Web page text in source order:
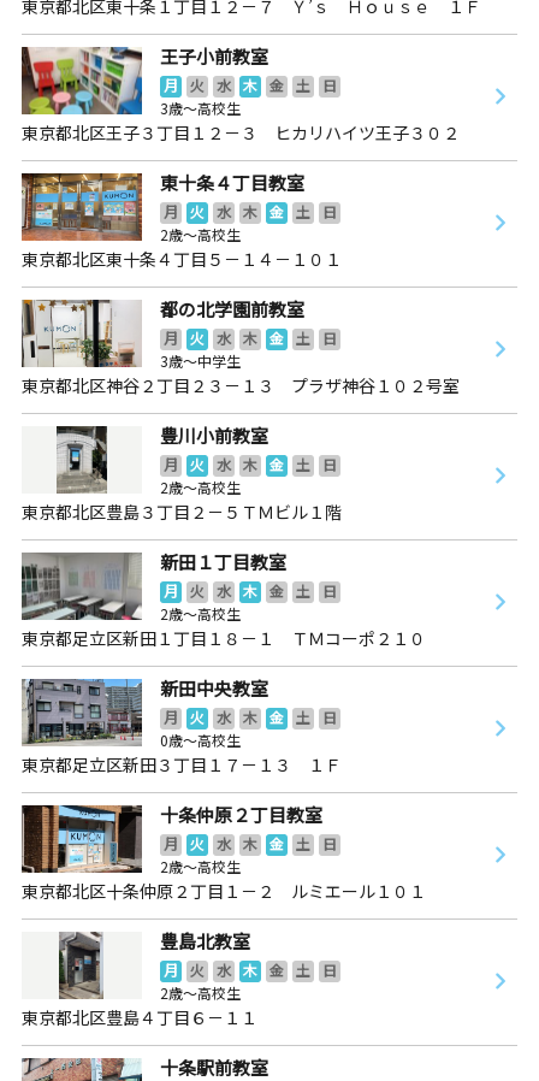
東京都北区東十条１丁目１２－７ Ｙ’ｓ Ｈｏｕｓｅ １Ｆ
王子小前教室
月 火 水 木 金 土
日
3歳～高校生
東京都北区王子３丁目１２－３ ヒカリハイツ王子３０２
東十条４丁目教室
月 火 水 木 金 土
日
2歳～高校生
東京都北区東十条４丁目５－１４－１０１
都の北学園前教室
月 火 水 木 金 土
日
3歳～中学生
東京都北区神谷２丁目２３－１３ プラザ神谷１０２号室
豊川小前教室
月 火 水 木 金 土
日
2歳～高校生
東京都北区豊島３丁目２－５ＴＭビル１階
新田１丁目教室
月 火 水 木 金 土
日
2歳～高校生
東京都足立区新田１丁目１８－１ ＴＭコーポ２１０
新田中央教室
月 火 水 木 金 土
日
0歳～高校生
東京都足立区新田３丁目１７－１３ １Ｆ
十条仲原２丁目教室
月 火 水 木 金 土
日
2歳～高校生
東京都北区十条仲原２丁目１－２ ルミエール１０１
豊島北教室
月 火 水 木 金 土
日
2歳～高校生
東京都北区豊島４丁目６－１１
十条駅前教室